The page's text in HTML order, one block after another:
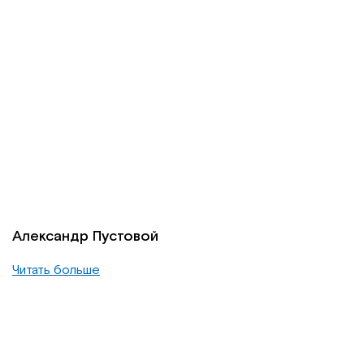
Александр Пустовой
Читать больше